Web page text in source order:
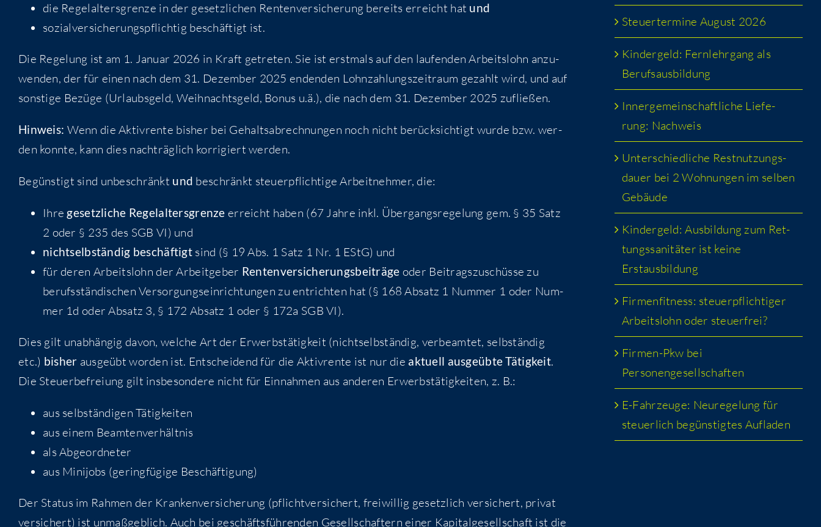
die Regel­al­ters­gren­ze in der gesetz­li­chen Ren­ten­ver­si­che­rung bereits erreicht hat und
sozi­al­ver­si­che­rungs­pflich­tig beschäf­tigt ist.
Die Rege­lung ist am 1. Janu­ar 2026 in Kraft getre­ten. Sie ist erst­mals auf den lau­fen­den Arbeits­lohn anzu­
wen­den, der für einen nach dem 31. Dezem­ber 2025 enden­den Lohn­zah­lungs­zeit­raum gezahlt wird, und auf
sons­ti­ge Bezü­ge (Urlaubs­geld, Weih­nachts­geld, Bonus u.ä.), die nach dem 31. Dezem­ber 2025 zufließen.
Hin­weis: Wenn die Aktiv­ren­te bis­her bei Gehalts­ab­rech­nun­gen noch nicht berück­sich­tigt wur­de bzw. wer­
den konn­te, kann dies nach­träg­lich kor­ri­giert werden.
Begüns­tigt sind unbe­schränkt und beschränkt steu­er­pflich­ti­ge Arbeit­neh­mer, die:
Ihregesetz­li­che Regel­al­ters­gren­ze erreicht haben (67 Jah­re inkl. Über­gangs­re­ge­lung gem. § 35 Satz
2 oder § 235 des SGB VI) und
nicht­selb­stän­dig beschäf­tigtsind (§ 19 Abs. 1 Satz 1 Nr. 1 EStG) und
für deren Arbeits­lohn der Arbeit­ge­ber Ren­ten­ver­si­che­rungs­bei­trä­ge oder Bei­trags­zu­schüs­se zu
berufs­stän­di­schen Ver­sor­gungs­ein­rich­tun­gen zu ent­rich­ten hat (§ 168 Absatz 1 Num­mer 1 oder Num­
mer 1d oder Absatz 3, § 172 Absatz 1 oder § 172a SGB VI).
Dies gilt unab­hän­gig davon, wel­che Art der Erwerbs­tä­tig­keit (nicht­selb­stän­dig, ver­be­am­tet, selb­stän­dig
etc.) bis­her aus­ge­übt wor­den ist. Ent­schei­dend für die Aktiv­ren­te ist nur die aktu­ell aus­ge­üb­te Tätig­keit.
Die Steu­er­be­frei­ung gilt ins­be­son­de­re nicht für Ein­nah­men aus ande­ren Erwerbs­tä­tig­kei­ten, z. B.:
aus selb­stän­di­gen Tätigkeiten
aus einem Beamtenverhältnis
als Abge­ord­ne­ter
aus Mini­jobs (gering­fü­gi­ge Beschäftigung)
Der Sta­tus im Rah­men der Kran­ken­ver­si­che­rung (pflicht­ver­si­chert, frei­wil­lig gesetz­lich ver­si­chert, pri­vat
ver­si­chert) ist unmaß­geb­lich. Auch bei geschäfts­füh­ren­den Gesell­schaf­tern einer Kapi­tal­ge­sell­schaft ist die
Steu­er­ter­mi­ne August 2026
Kin­der­geld: Fern­lehr­gang als
Berufsausbildung
Inner­ge­mein­schaft­li­che Lie­fe­
rung: Nachweis
Unter­schied­li­che Rest­nut­zungs­
dau­er bei 2 Woh­nun­gen im sel­ben
Gebäude
Kin­der­geld: Aus­bil­dung zum Ret­
tungs­sa­ni­tä­ter ist kei­ne
Erstausbildung
Fir­men­fit­ness: steu­er­pflich­ti­ger
Arbeits­lohn oder steuerfrei?
Fir­men-Pkw bei
Personengesellschaften
E-Fahr­zeu­ge: Neu­re­ge­lung für
steu­er­lich begüns­tig­tes Aufladen